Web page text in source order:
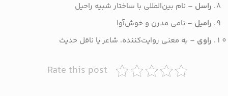
راسل – نام بین‌المللی با ساختار شبیه راحیل
رامیل – نامی مدرن و خوش‌آوا
راوی – به معنی روایت‌کننده، شاعر یا ناقل حدیث
Rate this post